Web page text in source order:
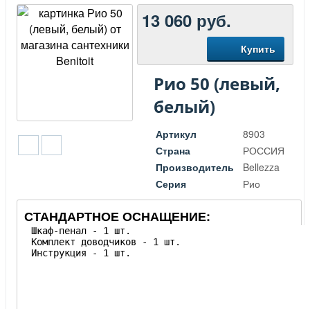
13 060 руб.
Купить
Рио 50 (левый,
белый)
Артикул
8903
Страна
РОССИЯ
Производитель
Bellezza
Серия
Рио
СТАНДАРТНОЕ ОСНАЩЕНИЕ: